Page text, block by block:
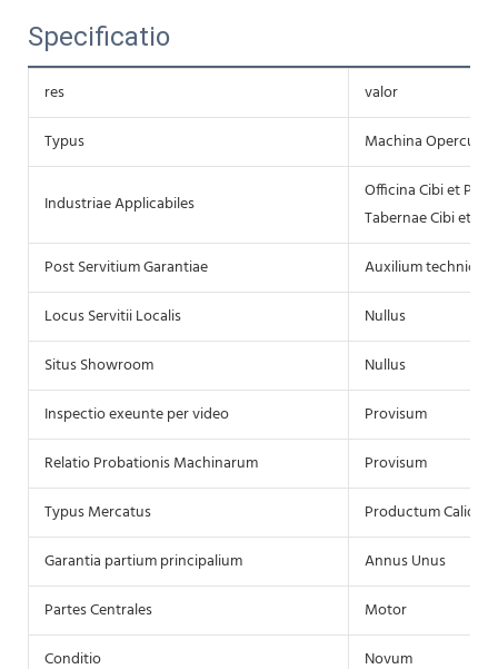
Specificatio
res
valor
Typus
Machina
Industriae Applicabiles
Officina Cibi et
Tabernae Cibi et
Post Servitium Garantiae
Auxilium
Locus Servitii Localis
Nullus
Situs Showroom
Nullus
Inspectio exeunte per video
Provisum
Relatio Probationis Machinarum
Provisum
Typus Mercatus
Productum
Garantia partium principalium
Annus Unus
Partes Centrales
Motor
Conditio
Novum